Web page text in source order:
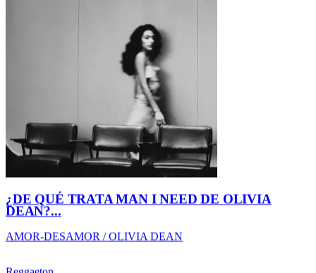
¿DE QUÉ TRATA MAN I NEED DE OLIVIA
AMOR-DESAMOR / OLIVIA DEAN
Reggaeton
SIGNIFICADO DE BAILE INOLVIDABLE DE